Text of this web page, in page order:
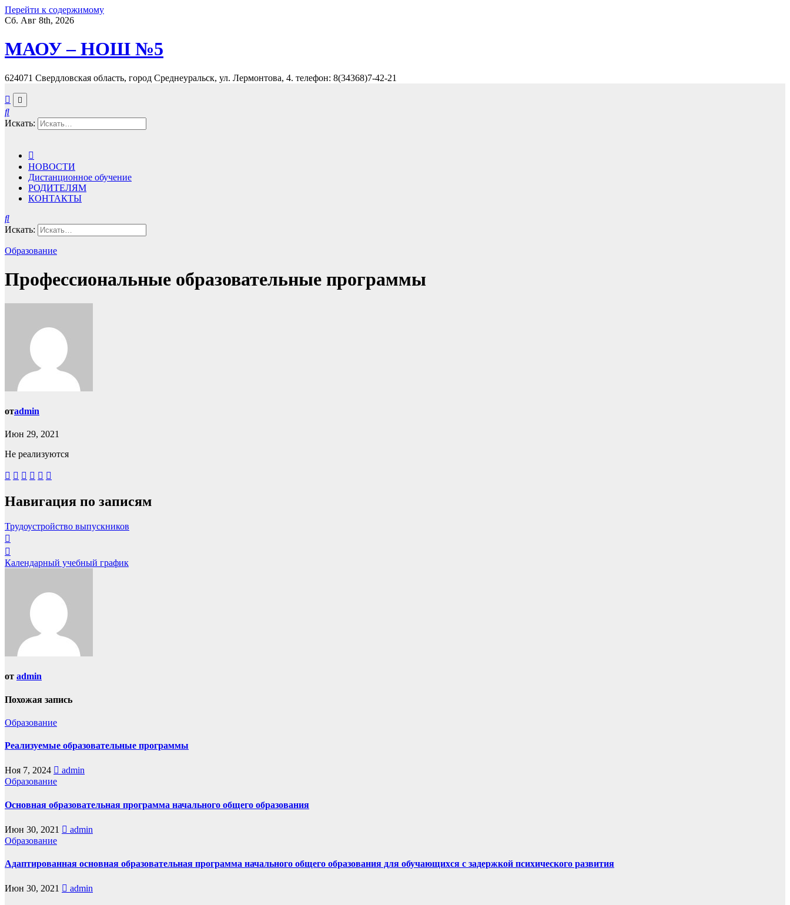
Перейти к содержимому
Сб. Авг 8th, 2026
МАОУ – НОШ №5
624071 Свердловская область, город Среднеуральск, ул. Лермонтова, 4. телефон: 8(34368)7-42-21
Искать:
НОВОСТИ
Дистанционное обучение
РОДИТЕЛЯМ
КОНТАКТЫ
Искать:
Образование
Профессиональные образовательные программы
отadmin
Июн 29, 2021
Не реализуются
Навигация по записям
Трудоустройство выпускников
Календарный учебный график
от admin
Похожая запись
Образование
Реализуемые образовательные программы
Ноя 7, 2024
admin
Образование
Основная образовательная программа начального общего образования
Июн 30, 2021
admin
Образование
Адаптированная основная образовательная программа начального общего образования для обучающихся с задержкой психического развития
Июн 30, 2021 admin